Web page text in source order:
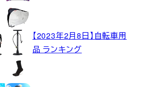
【2023年2月8日】自転車用
品 ランキング